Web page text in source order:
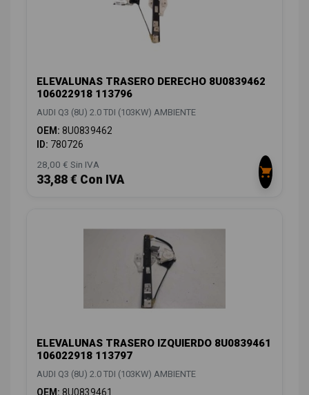
ELEVALUNAS TRASERO DERECHO 8U0839462
106022918 113796
AUDI Q3 (8U) 2.0 TDI (103KW) AMBIENTE
OEM: 8U0839462
ID: 780726
28,00 € Sin IVA
33,88 € Con IVA
ELEVALUNAS TRASERO IZQUIERDO 8U0839461
106022918 113797
AUDI Q3 (8U) 2.0 TDI (103KW) AMBIENTE
OEM: 8U0839461